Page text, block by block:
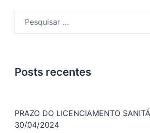
Posts recentes
PRAZO DO LICENCIAMENTO
30/04/2024